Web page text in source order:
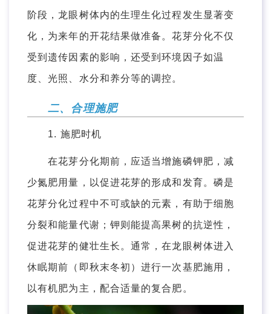
阶段，龙眼树体内的生理生化过程发生显著变
化，为来年的开花结果做准备。花芽分化不仅
受到遗传因素的影响，还受到环境因子如温
度、光照、水分和养分等的调控。
二、合理施肥
1. 施肥时机
在花芽分化期前，应适当增施磷钾肥，减
少氮肥用量，以促进花芽的形成和发育。磷是
花芽分化过程中不可或缺的元素，有助于细胞
分裂和能量代谢；钾则能提高果树的抗逆性，
促进花芽的健壮生长。通常，在龙眼树体进入
休眠期前（即秋末冬初）进行一次基肥施用，
以有机肥为主，配合适量的复合肥。